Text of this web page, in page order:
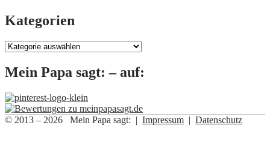
Kategorien
Kategorien
Mein Papa sagt: – auf:
© 2013 – 2026 Mein Papa sagt: | Impressum | Datenschutz